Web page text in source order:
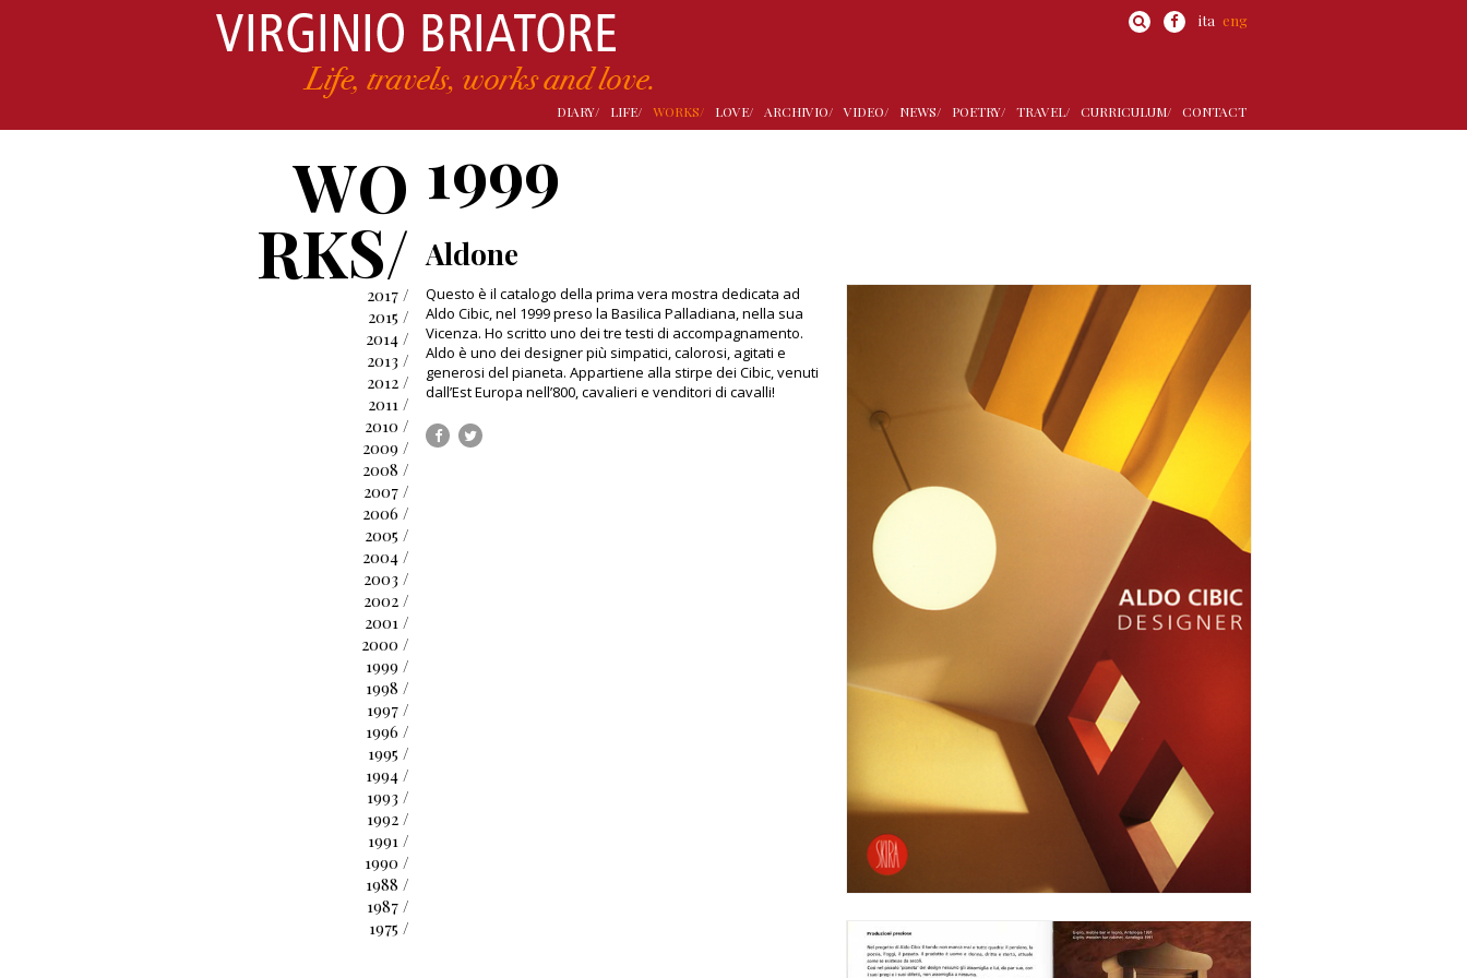
ita eng
DIARY/ LIFE/ WORKS/ LOVE/ ARCHIVIO/ VIDEO/ NEWS/ POETRY/ TRAVEL/ CURRICULUM/ CONTACT
WO
RKS/
2017 /
2015 /
2014 /
2013 /
2012 /
2011 /
2010 /
2009 /
2008 /
2007 /
2006 /
2005 /
2004 /
2003 /
2002 /
2001 /
2000 /
1999 /
1998 /
1997 /
1996 /
1995 /
1994 /
1993 /
1992 /
1991 /
1990 /
1988 /
1987 /
1975 /
1999
Aldone
Questo è il catalogo della prima vera mostra dedicata ad
Aldo Cibic, nel 1999 preso la Basilica Palladiana, nella sua
Vicenza. Ho scritto uno dei tre testi di accompagnamento.
Aldo è uno dei designer più simpatici, calorosi, agitati e
generosi del pianeta. Appartiene alla stirpe dei Cibic, venuti
dall’Est Europa nell’800, cavalieri e venditori di cavalli!